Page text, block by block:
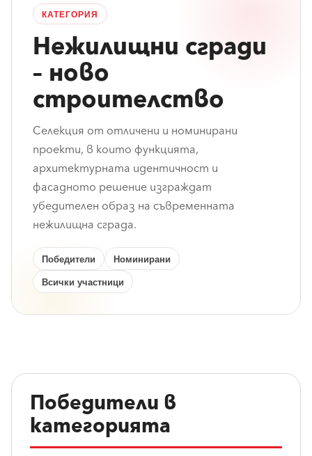
КАТЕГОРИЯ
Нежилищни сгради
– ново
строителство
Селекция от отличени и номинирани
проекти, в които функцията,
архитектурната идентичност и
фасадното решение изграждат
убедителен образ на съвременната
нежилищна сграда.
Победители
Номинирани
Всички участници
Победители в
категорията